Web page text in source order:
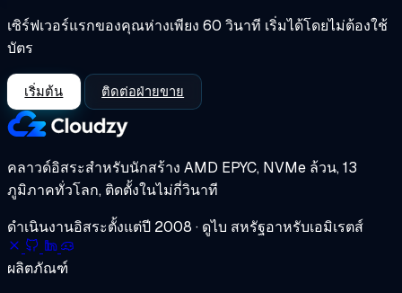
เซิร์ฟเวอร์แรกของคุณห่างเพียง 60 วินาที เริ่มได้โดยไม่ต้องใช้
บัตร
เริ่มต้น ติดต่อฝ่ายขาย
คลาวด์อิสระสำหรับนักสร้าง AMD EPYC, NVMe ล้วน, 13
ภูมิภาคทั่วโลก, ติดตั้งในไม่กี่วินาที
ดำเนินงานอิสระตั้งแต่ปี 2008 · ดูไบ สหรัฐอาหรับเอมิเรตส์
ผลิตภัณฑ์